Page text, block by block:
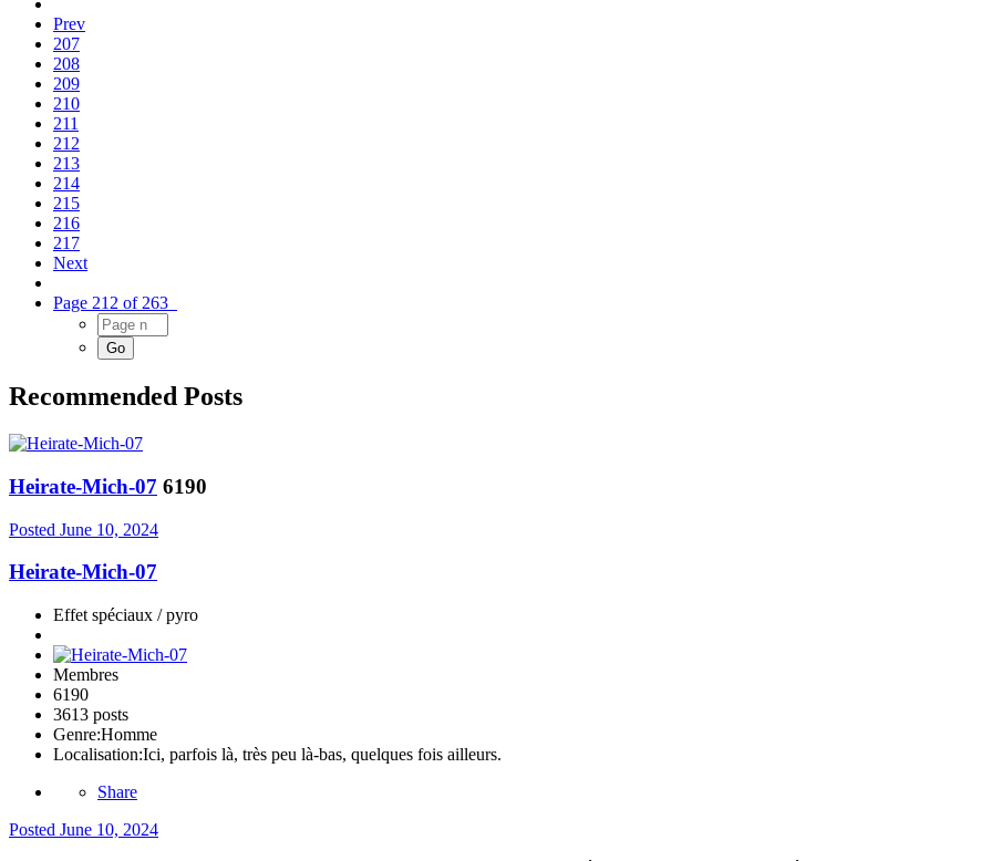
Prev
207
208
209
210
211
212
213
214
215
216
217
Next
Page 212 of 263
Recommended Posts
Heirate-Mich-07 6190
Posted June 10, 2024
Heirate-Mich-07
Effet spéciaux / pyro
Membres
6190
3613 posts
Genre:Homme
Localisation:Ici, parfois là, très peu là-bas, quelques fois ailleurs.
Share
Posted June 10, 2024